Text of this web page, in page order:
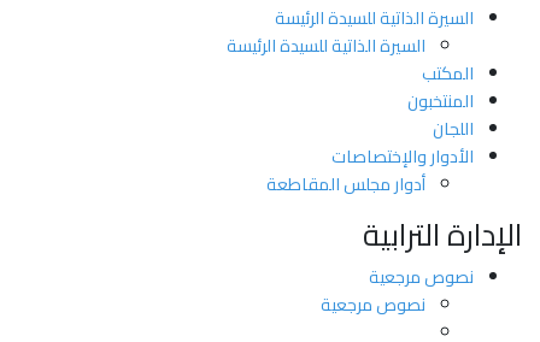
السيرة الذاتية للسيدة الرئيسة
السيرة الذاتية للسيدة الرئيسة
المكتب
المنتخبون
اللجان
الأدوار والإختصاصات
أدوار مجلس المقاطعة
الإدارة الترابية
نصوص مرجعية
نصوص مرجعية